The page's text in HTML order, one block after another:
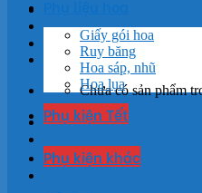
Chưa có sản phẩm
Giấy gói hoa
Ruy băng
Hoa sáp, nhũ
Hoa lụa
Phụ kiện Tết
Phụ kiện khác